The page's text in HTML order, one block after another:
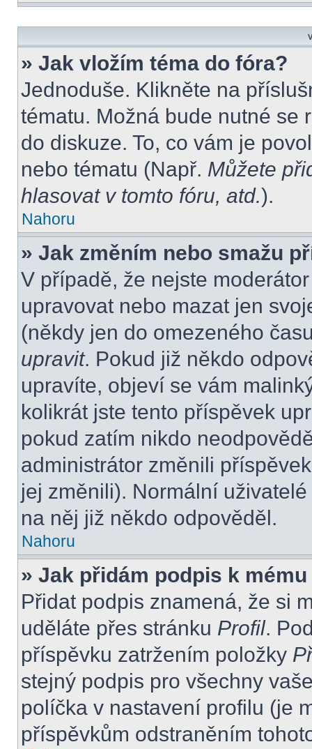
» Jak vložím téma do fóra?
Jednoduše. Klikněte na
tématu. Možná bude nutné se
do diskuze. To, co vám je
nebo tématu (Např. Můžete
hlasovat v tomto fóru, atd.).
Nahoru
» Jak změním nebo smažu
V případě, že nejste
upravovat nebo mazat jen
(někdy jen do omezeného
upravit. Pokud již někdo
upravíte, objeví se vám
kolikrát jste tento příspěvek
pokud zatím nikdo
administrátor změnili
jej změnili). Normální
na něj již někdo odpověděl.
Nahoru
» Jak přidám podpis k
Přidat podpis znamená, že si
uděláte přes stránku Profil.
příspěvku zatržením položky
stejný podpis pro všechny
políčka v nastavení profilu (je
příspěvkům odstraněním